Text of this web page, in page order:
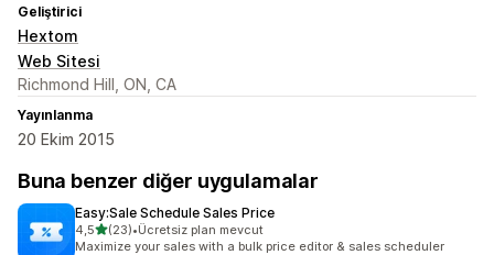
Geliştirici
Hextom
Web Sitesi
Richmond Hill, ON, CA
Yayınlanma
20 Ekim 2015
Buna benzer diğer uygulamalar
Easy:Sale Schedule Sales Price
4,55 yıldız üzerinden
(23)
toplam 23 değerlendirme
•Ücretsiz plan mevcut
Maximize your sales with a bulk price editor & sales scheduler